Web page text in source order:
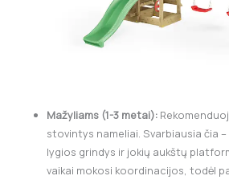
Mažyliams (1-3 metai):
stovintys nameliai. Svarbiausia čia
lygios grindys ir jokių aukštų
vaikai mokosi koordinacijos, todėl